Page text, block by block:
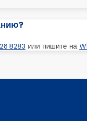
8283 или пишите на